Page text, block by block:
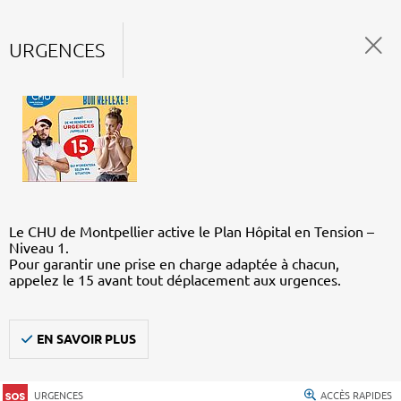
URGENCES
Le CHU de Montpellier active le Plan Hôpital en Tension –
Niveau 1.
Pour garantir une prise en charge adaptée à chacun,
appelez le 15 avant tout déplacement aux urgences.
EN SAVOIR PLUS
URGENCES ACCÈS RAPIDES